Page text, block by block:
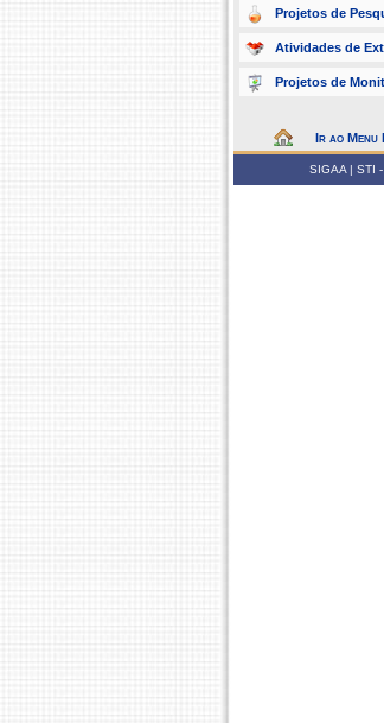
Projetos de
Atividades de
Projetos de
Ir ao Menu
SIGAA | STI